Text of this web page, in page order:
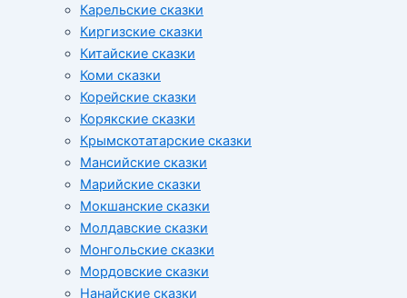
Карельские сказки
Киргизские сказки
Китайские сказки
Коми сказки
Корейские сказки
Корякские сказки
Крымскотатарские сказки
Мансийские сказки
Марийские сказки
Мокшанские сказки
Молдавские сказки
Монгольские сказки
Мордовские сказки
Нанайские сказки